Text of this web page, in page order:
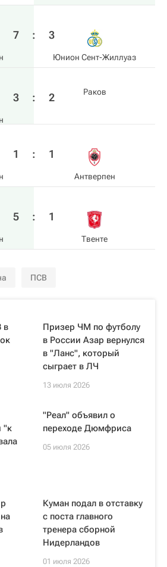
7 : 3
Юнион Сент-Жиллуаз
3 : 2 Раков
1 : 1
Антверпен
5 : 1
Твенте
ПСВ
в
Призер ЧМ по футболу
в России Азар вернулся
в "Ланс", который
сыграет в ЛЧ
13 июля 2026
"к
"Реал" объявил о
переходе Дюмфриса
05 июля 2026
Куман подал в отставку
с поста главного
тренера сборной
Нидерландов
01 июля 2026